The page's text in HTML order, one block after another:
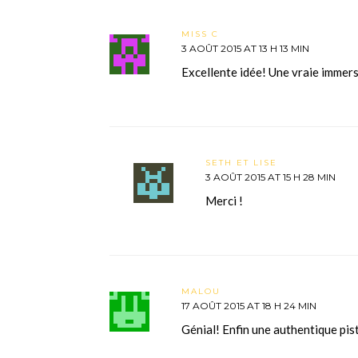
MISS C
3 AOÛT 2015 AT 13 H 13 MIN
Excellente idée! Une vraie
SETH ET LISE
3 AOÛT 2015 AT 15 H 28 MIN
Merci !
MALOU
17 AOÛT 2015 AT 18 H 24 MIN
Génial! Enfin une authentique